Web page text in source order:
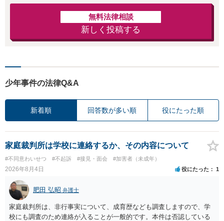
無料法律相談
新しく投稿する
少年事件の法律Q&A
新着順 回答数が多い順 役にたった順
家庭裁判所は学校に連絡するか、その内容について
#不同意わいせつ #不起訴 #接見・面会 #加害者（未成年）
2026年8月4日 役にたった 1
肥田 弘昭 弁護士
家庭裁判所は、非行事実について、成育歴なども調査しますので、学
校にも調査のため連絡が入ることが一般的です。本件は否認している